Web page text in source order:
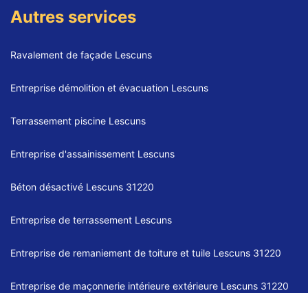
Autres services
Ravalement de façade Lescuns
Entreprise démolition et évacuation Lescuns
Terrassement piscine Lescuns
Entreprise d'assainissement Lescuns
Béton désactivé Lescuns 31220
Entreprise de terrassement Lescuns
Entreprise de remaniement de toiture et tuile Lescuns 31220
Entreprise de maçonnerie intérieure extérieure Lescuns 31220